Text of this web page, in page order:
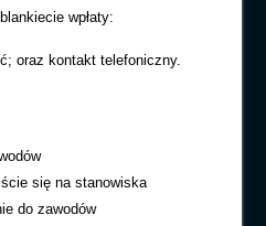
wpłaty:
oraz kontakt telefoniczny.
się na stanowiska
do zawodów